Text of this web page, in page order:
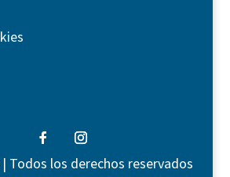
| Todos los derechos reservados